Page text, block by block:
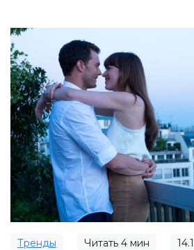
Тренды Читать 4 мин